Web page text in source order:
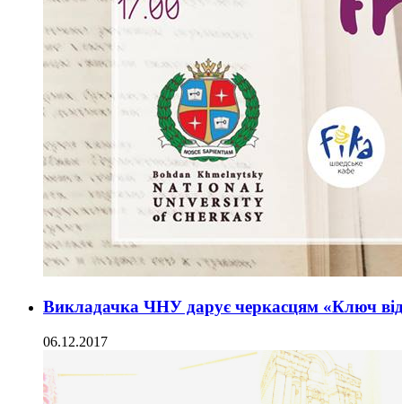
Викладачка ЧНУ дарує черкасцям «Ключ від
06.12.2017